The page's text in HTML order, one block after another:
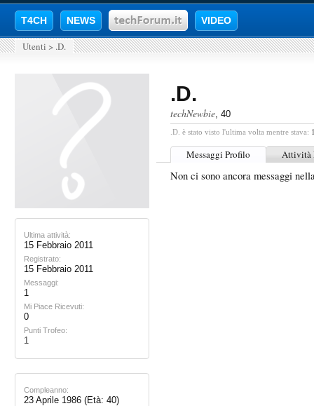
T4CH NEWS VIDEO
Utenti > .D.
Ultima attività:
15 Febbraio 2011
Registrato:
15 Febbraio 2011
Messaggi:
1
Mi Piace Ricevuti:
0
Punti Trofeo:
1
Compleanno:
23 Aprile 1986 (Età: 40)
.D.
techNewbie, 40
.D. è stato visto l'ultima volta mentre stava:
Messaggi Profilo Attività
Non ci sono ancora messaggi